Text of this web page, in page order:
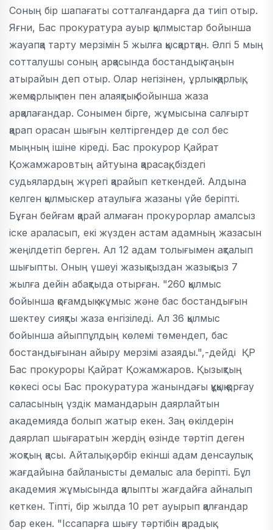
Соның бір шапағаты сотталғандарға да тиіп отыр.
Яғни, Бас прокуратура ауыр қылмыстар бойынша
жауапқа тарту мерзімін 5 жылға қысқартқан. Әлгі 5 мың
сотталушы соның арқасында бостандық таңын
атырайын деп отыр. Олар негізінен, ұрлық-қарлық,
жемқорлық пен пен алаяқтық бойынша жаза
арқалағандар. Сонымен бірге, жұмысына салғырт
қарап орасан шығын келтіргендер де сол бес
мыңның ішіне кіреді. Бас прокурор Қайрат
Қожамжаровтың айтуына қарасақ, біздегі
судьялардың жүрегі қарайып кеткендей. Алдына
келген қылмыскер атаулыға жазаны үйе беріпті.
Бұған бейғам қарай алмаған прокурорлар амалсыз
іске араласып, екі жүзден астам адамның жазасын
жеңілдетіп берген. Ал 12 адам толығымен ақталып
шығыпты. Оның үшеуі жазықсыздан жазықсыз 7
жылға дейін абақтыда отырған. "260 қылмыс
бойынша қоғамдық жұмыс және бас бостандығын
шектеу сияқты жаза енгізіледі. Ал 36 қылмыс
бойынша айыппұлдың көлемі төмендеп, бас
бостандығынан айыру мерзімі азаяды.",-дейді ҚР
Бас прокуроры Қайрат Қожамжаров. Қызықтың
көкесі осы Бас прокуратура жанындағы құқық қорғау
саласының үздік мамандарын даярлайтын
академияда болып жатыр екен. Заң өкілдерін
даярлап шығаратын жердің өзінде тәртіп деген
жоқтың қасы. Айталық, әрбір екінші адам денсаулық
жағдайына байланысты демалыс ала беріпті. Бұл
академия жұмысында қалыпты жағдайға айналып
кеткен. Тіпті, бір жылда 10 рет ауырып қалғандар
бар екен. "Іссапарға шығу тәртібін қарадық.